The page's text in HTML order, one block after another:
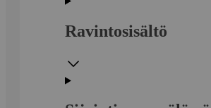
Ravintosisältö